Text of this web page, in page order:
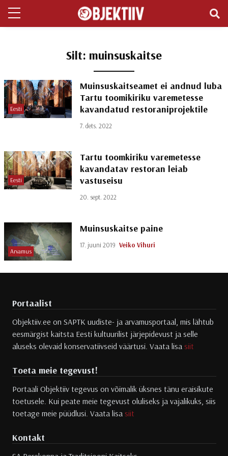
Silt: muinsuskaitse
Eesti
Muinsuskaitseamet ei andnud luba
Tartu toomikiriku varemetesse
kavandatud restoraniprojektile
7. dets. 2022
Eesti
Tartu toomkiriku varemetesse
kavandatav restoran leiab
vastuseisu
20. sept. 2022
Arvamus
Muinsuskaitse paine
17. juuni 2019 Veiko Vihuri
Portaalist
Objektiiv.ee on SAPTK uudiste- ja arvamusportaal, mis lähtub
eesmärgist kaitsta Eesti kultuurilist järjepidevust ja selle
aluseks olevaid konservatiivseid väärtusi. Vaata lisa siit
Toeta meie tegevust!
Portaali Objektiiv tegevus on võimalik üksnes tänu eraisikute
toetusele. Kui peate meie tegevust oluliseks ja vajalikuks, siis
toetage meie püüdlusi. Vaata lisa siit
Kontakt